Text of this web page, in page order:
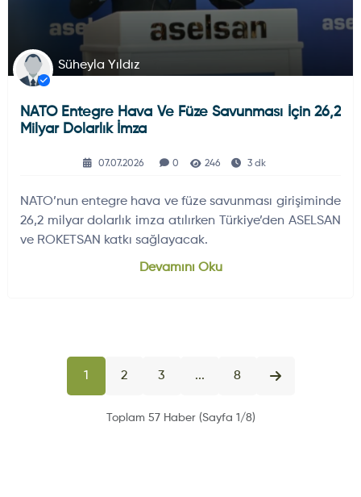
Süheyla Yıldız
NATO Entegre Hava Ve Füze Savunması İçin 26,2
Milyar Dolarlık İmza
07.07.2026 0 246 3 dk
NATO’nun entegre hava ve füze savunması girişiminde
26,2 milyar dolarlık imza atılırken Türkiye’den ASELSAN
ve ROKETSAN katkı sağlayacak.
Devamını Oku
1 2 3 ... 8
Toplam 57 Haber (Sayfa 1/8)